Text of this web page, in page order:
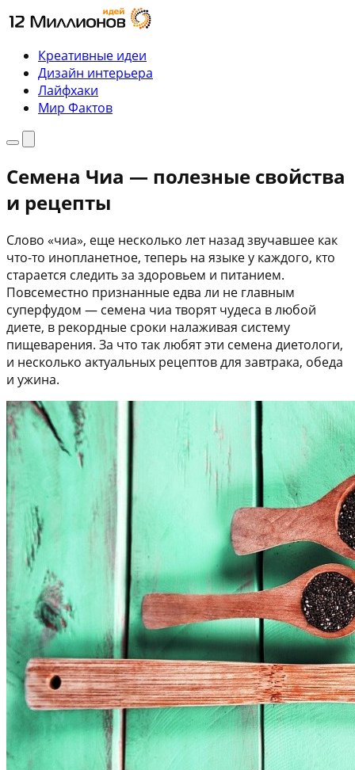
Перейти
к
содержимому
Креативные идеи
Дизайн интерьера
Лайфхаки
Мир Фактов
МенюПоиск
Семена Чиа — полезные свойства
и рецепты
Слово «чиа», еще несколько лет назад звучавшее как
что-то инопланетное, теперь на языке у каждого, кто
старается следить за здоровьем и питанием.
Повсеместно признанные едва ли не главным
суперфудом — семена чиа творят чудеса в любой
диете, в рекордные сроки налаживая систему
пищеварения. За что так любят эти семена диетологи,
и несколько актуальных рецептов для завтрака, обеда
и ужина.